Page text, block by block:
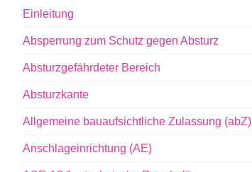
Einleitung
Absperrung zum Schutz gegen Absturz
Absturzgefährdeter Bereich
Absturzkante
Allgemeine bauaufsichtliche Zulassung (abZ)
Anschlageinrichtung (AE)